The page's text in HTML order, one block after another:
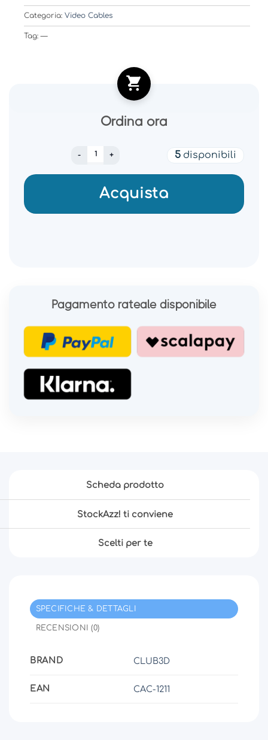
Categoria: Video Cables
Tag: —
Ordina ora
CABLE DVI-D TO HDMI 2M/M/F CAC-1211
5 disponibili
Acquista
Pagamento rateale disponibile
Scheda prodotto
StockAzz! ti conviene
Scelti per te
SPECIFICHE & DETTAGLI
RECENSIONI (0)
BRAND CLUB3D
EAN CAC-1211